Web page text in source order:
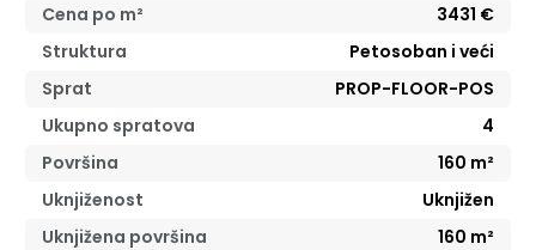
Cena po m² 3431 €
Struktura
Petosoban i veći
Sprat
PROP-FLOOR-POS
Ukupno spratova
4
Površina
160 m²
Uknjiženost
Uknjižen
Uknjižena površina
160 m²